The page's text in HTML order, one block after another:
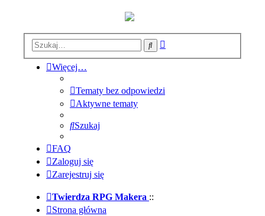
Szukaj
Więcej…
Tematy bez odpowiedzi
Aktywne tematy
Szukaj
FAQ
Zaloguj się
Zarejestruj się
Twierdza RPG Makera ::
Strona główna